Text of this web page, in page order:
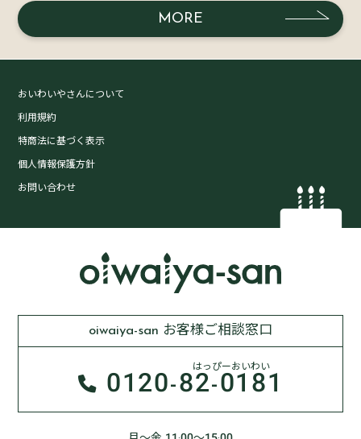
MORE
おいわいやさんについて
利用規約
特商法に基づく表示
個人情報保護方針
お問い合わせ
oiwaiya-san お客様ご相談窓口
0120-82-0181
はっぴーおいわい